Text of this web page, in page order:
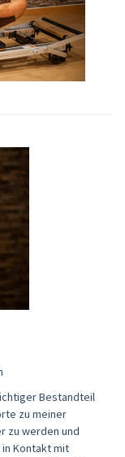
Bestandteil
zu meiner
zu werden und
Kontakt mit